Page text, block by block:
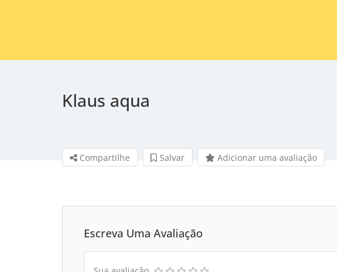
Klaus aqua
Compartilhe Salvar Adicionar uma avaliação
Escreva Uma Avaliação